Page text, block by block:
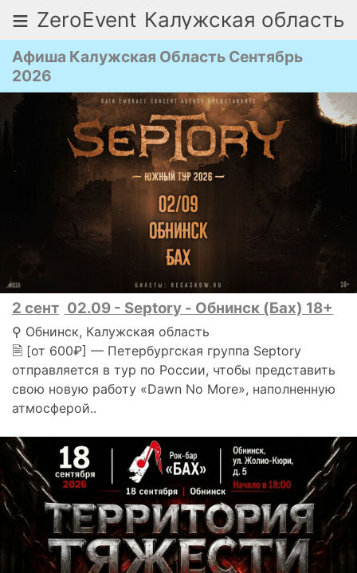
≡ ZeroEvent Калужская область
Афиша Калужская Область Сентябрь
2026
2 сент 02.09 - Septory - Обнинск (Бах) 18+
⚲ Обнинск, Калужская область
🗎 [от 600₽] — Петербургская группа Septory
отправляется в тур по России, чтобы представить
свою новую работу «Dawn No More», наполненную
атмосферой..